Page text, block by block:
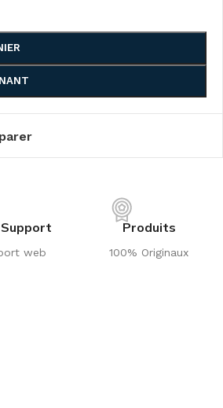
web
Produits
100% Originaux